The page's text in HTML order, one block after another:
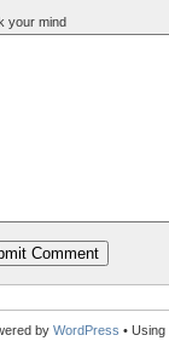
your mind
by WordPress • Using